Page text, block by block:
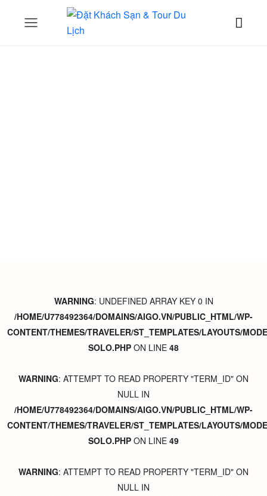
WARNING: UNDEFINED ARRAY KEY 0 IN
/HOME/U778492364/DOMAINS/AIGO.VN/PUBLIC_HTML/WP-
CONTENT/THEMES/TRAVELER/ST_TEMPLATES/LAYOUTS/
SOLO.PHP ON LINE 48
WARNING: ATTEMPT TO READ PROPERTY "TERM_ID" ON
NULL IN
/HOME/U778492364/DOMAINS/AIGO.VN/PUBLIC_HTML/WP-
CONTENT/THEMES/TRAVELER/ST_TEMPLATES/LAYOUTS/
SOLO.PHP ON LINE 49
WARNING: ATTEMPT TO READ PROPERTY "TERM_ID" ON
NULL IN